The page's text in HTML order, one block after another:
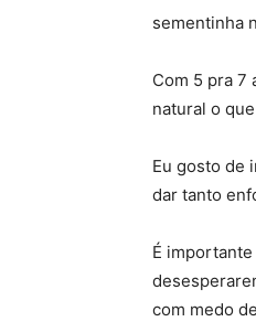
sementinha
Com 5 pra 7
natural o
Eu gosto de
dar tanto
É
com medo